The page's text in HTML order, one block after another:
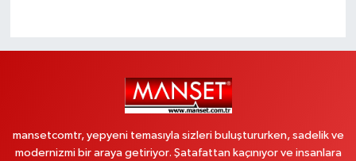
mansetcomtr, yepyeni temasıyla sizleri buluştururken, sadelik ve
modernizmi bir araya getiriyor. Şatafattan kaçınıyor ve insanlara